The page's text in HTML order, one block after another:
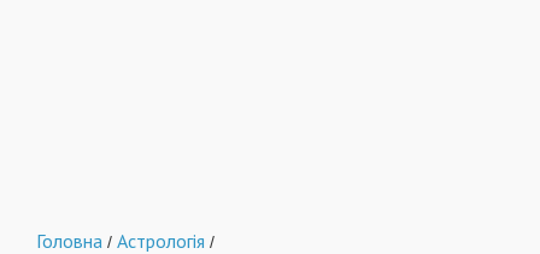
Головна / Астрологія /